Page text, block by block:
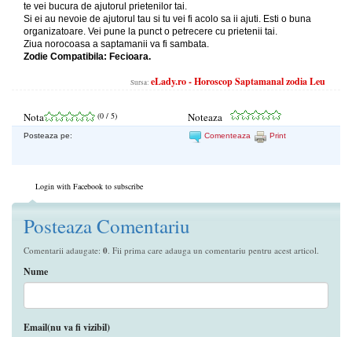
te vei bucura de ajutorul prietenilor tai.
Si ei au nevoie de ajutorul tau si tu vei fi acolo sa ii ajuti. Esti o buna
organizatoare. Vei pune la punct o petrecere cu prietenii tai.
Ziua norocoasa a saptamanii va fi sambata.
Zodie Compatibila: Fecioara.
Sursa: eLady.ro - Horoscop Saptamanal zodia Leu
Nota (0 / 5) Noteaza
Posteaza pe: Comenteaza Print
Login with Facebook to subscribe
Posteaza Comentariu
Comentarii adaugate: 0. Fii prima care adauga un comentariu pentru acest articol.
Nume
Email(nu va fi vizibil)